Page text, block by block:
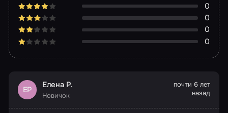
0
0
0
0
ЕР Елена Р.
Новичок
почти 6 лет
назад